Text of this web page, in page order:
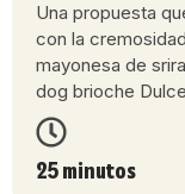
Una propuesta
con la
mayonesa de
dog brioche
25 minutos